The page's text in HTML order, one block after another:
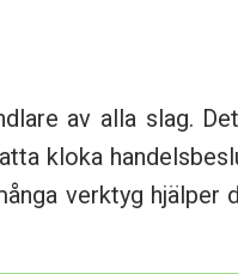
av alla slag.
kloka
verktyg hjälper